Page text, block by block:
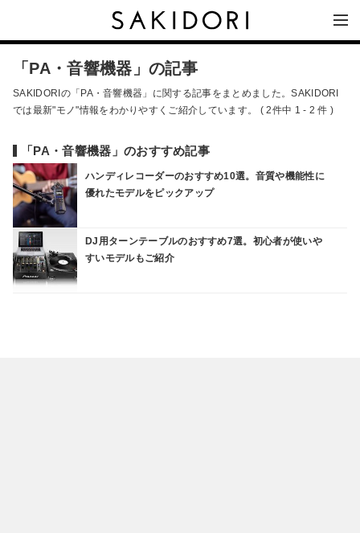
「PA・音響機器」の記事
SAKIDORIの「PA・音響機器」に関する記事をまとめました。SAKIDORI
では最新"モノ"情報をわかりやすくご紹介しています。 ( 2件中 1 - 2 件 )
「PA・音響機器」のおすすめ記事
ハンディレコーダーのおすすめ10選。音質や機能性に
優れたモデルをピックアップ
DJ用ターンテーブルのおすすめ7選。初心者が使いや
すいモデルもご紹介